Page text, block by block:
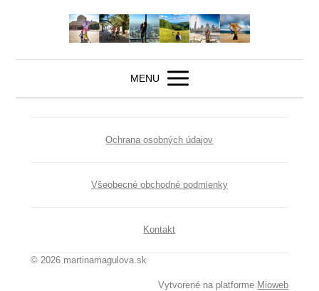
MENU
Ochrana osobných údajov
Všeobecné obchodné podmienky
Kontakt
© 2026 martinamagulova.sk
Vytvorené na platforme Mioweb